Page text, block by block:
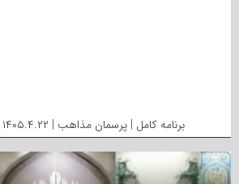
برنامه کامل | پرسمان مذاهب | ۱۴۰۵.۴.۲۲ | استاد توحیدی